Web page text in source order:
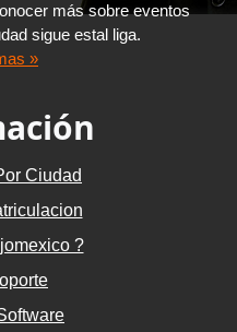
más sobre eventos
sigue estal liga.
»
Ciudad
?